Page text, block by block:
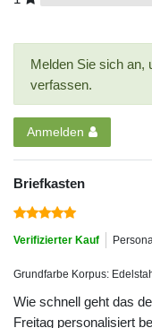
Melden Sie sich an,
verfassen.
Anmelden
Briefkasten
Verifizierter Kauf
Grundfarbe Korpus:
Wie schnell geht das
Freitag personalisiert